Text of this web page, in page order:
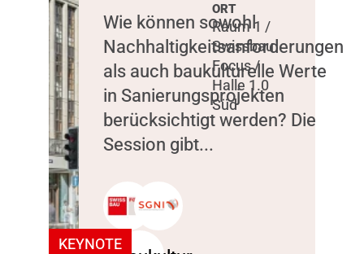
KEYNOTE
Wie können sowohl
Nachhaltigkeitsanforderungen
als auch baukulturelle Werte
in Sanierungsprojekten
berücksichtigt werden? Die
Session gibt...
ORT
Raum 1 /
Swissbau
Focus /
Halle 1.0
Süd